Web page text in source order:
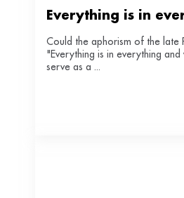
Could the aphorism of the late
"Everything is in everything and
serve as a ...